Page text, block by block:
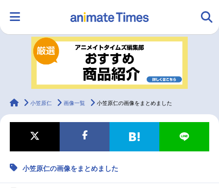
ランキング アニメ
ラジオ みんなの声
マンガ・ラノベ ゲーム・アプリ 音楽 コスプレ
2.5次元 配信・Vtuber
animateTimes
小笠原仁 画像一覧 小笠原仁の画像をまとめました
小笠原仁の画像をまとめました